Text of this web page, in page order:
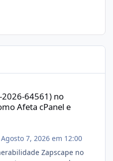
2026-64561) no
Afeta cPanel e
Agosto 7, 2026 em 12:00
Zapscape no